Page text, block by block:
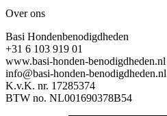
Over ons
Basi Hondenbenodigdheden
+31 6 103 919 01
www.basi-honden-benodigdheden.nl
info@basi-honden-benodigdheden.nl
K.v.K. nr. 17285374
BTW no. NL001690378B54